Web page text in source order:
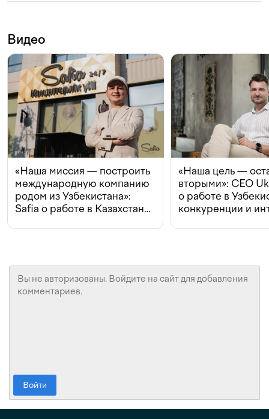
Видео
«Наша миссия — построить
международную компанию
родом из Узбекистана»:
Safia о работе в Казахстане,
«Наша цель —
вторыми»: CEO
о работе в
конкуренции и
Войти